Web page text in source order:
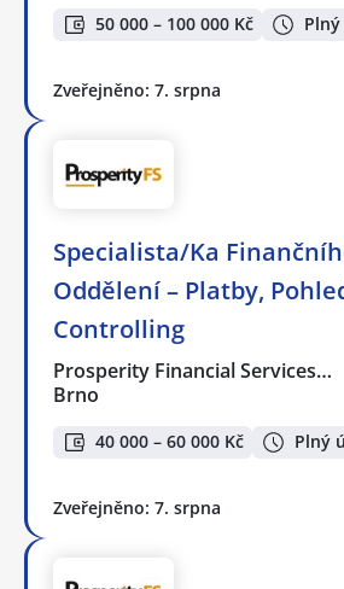
50 000 – 100 000 Kč
Zveřejněno: 7. srpna
Specialista/Ka
Oddělení – Platby,
Controlling
Prosperity Financial Services…
Brno
40 000 – 60 000 Kč Plný
Zveřejněno: 7. srpna